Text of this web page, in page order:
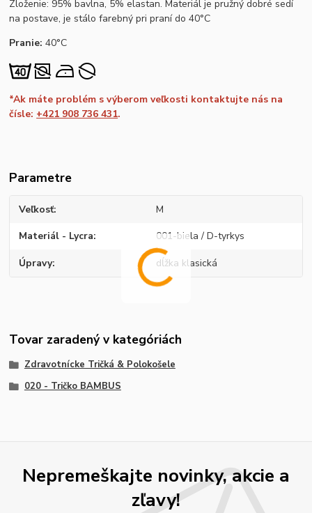
Zloženie: 95% bavlna, 5% elastan. Materiál je pružný dobré sedí
na postave, je stálo farebný pri praní do 40°C
Pranie:40°C
*Ak máte problém s výberom veľkosti kontaktujte nás na
čísle: +421 908 736 431.
Parametre
Veľkosť M
Materiál - Lycra 001-biela / D-tyrkys
Úpravy dĺžka klasická
Tovar zaradený v kategóriách
Zdravotnícke Tričká & Polokošele
020 - Tričko BAMBUS
Nepremeškajte novinky, akcie a
zľavy!